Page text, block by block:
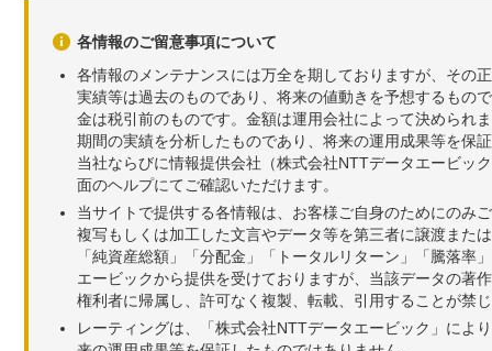
各情報のご留意事項について
各情報のメンテナンスには万全を期しておりますが、その
実績等は過去のものであり、将来の値動きを予想するもの
金は税引前のものです。金額は運用会社によって決められ
期間の実績を分析したものであり、将来の運用成果等を保
当社ならびに情報提供会社（株式会社NTTデータエービッ
面のヘルプにてご確認いただけます。
当サイトで提供する各情報は、お客様ご自身のためにのみ
複写もしくは加工した文言やデータ等を第三者に譲渡また
「純資産総額」「分配金」「トータルリターン」「騰落
エービックから提供を受けておりますが、当該データの著
権利者に帰属し、許可なく複製、転載、引用することが禁
レーティングは、「株式会社NTTデータエービック」によ